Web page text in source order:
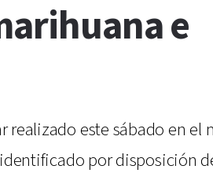
e
este sábado en el
por disposición